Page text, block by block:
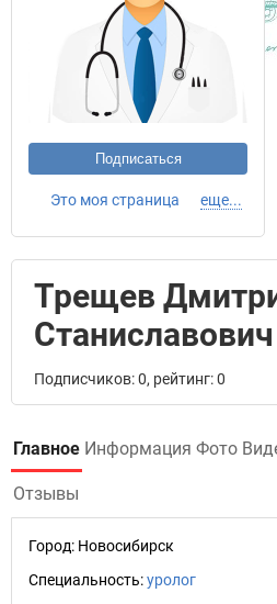
Подписаться
Это моя страница еще...
Трещев
Станиславович
Подписчиков: 0, рейтинг: 0
Главное Информация Фото
Отзывы
Город: Новосибирск
Специальность:уролог